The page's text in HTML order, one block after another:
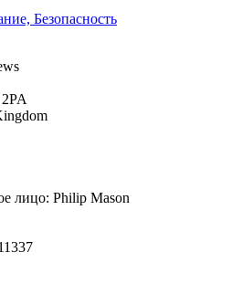
Безопасность
лицо: Philip Mason